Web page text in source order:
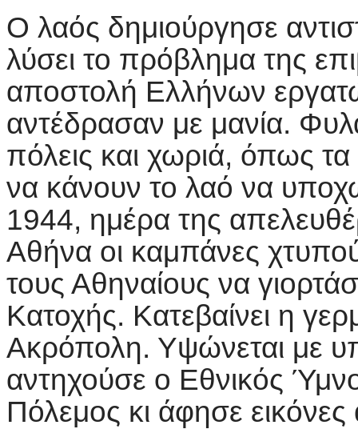
Ο λαός δημιούργησε
λύσει το πρόβλημα της
αποστολή Ελλήνων
αντέδρασαν με μανία.
πόλεις και χωριά, όπως
να κάνουν το λαό να
1944, ημέρα της
Αθήνα οι καμπάνες
τους Αθηναίους να
Κατοχής. Κατεβαίνει η
Ακρόπολη. Υψώνεται με
αντηχούσε ο Εθνικός
Πόλεμος κι άφησε